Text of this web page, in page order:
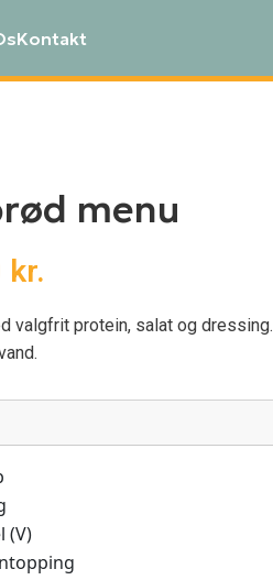
Kontakt
menu
kr.
valgfrit protein, salat og